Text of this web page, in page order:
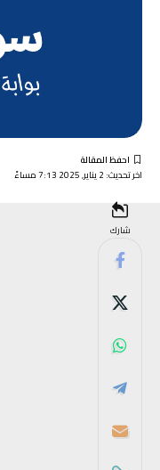
اخر تحديث: 2 يناير, 2025 7:13 مساءً
شارك